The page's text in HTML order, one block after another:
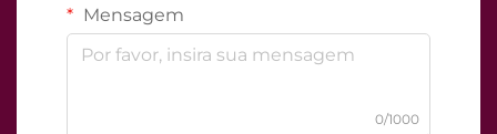
Mensagem
0/1000